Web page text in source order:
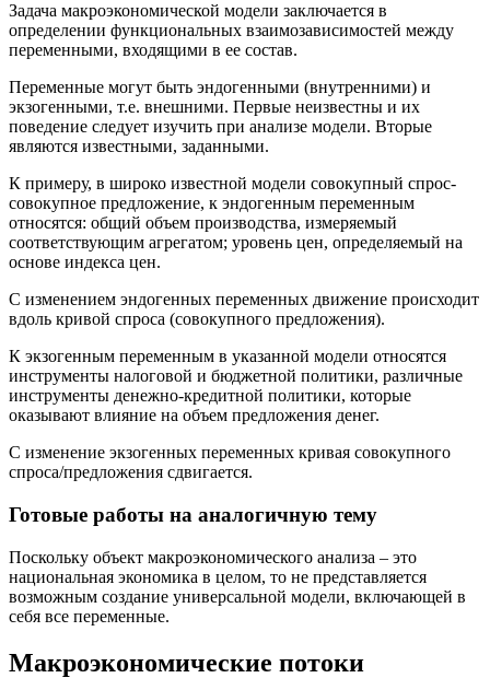
Задача макроэкономической модели заключается в
определении функциональных взаимозависимостей между
переменными, входящими в ее состав.
Переменные могут быть эндогенными (внутренними) и
экзогенными, т.е. внешними. Первые неизвестны и их
поведение следует изучить при анализе модели. Вторые
являются известными, заданными.
К примеру, в широко известной модели совокупный спрос-
совокупное предложение, к эндогенным переменным
относятся: общий объем производства, измеряемый
соответствующим агрегатом; уровень цен, определяемый на
основе индекса цен.
С изменением эндогенных переменных движение происходит
вдоль кривой спроса (совокупного предложения).
К экзогенным переменным в указанной модели относятся
инструменты налоговой и бюджетной политики, различные
инструменты денежно-кредитной политики, которые
оказывают влияние на объем предложения денег.
С изменение экзогенных переменных кривая совокупного
спроса/предложения сдвигается.
Готовые работы на аналогичную тему
Поскольку объект макроэкономического анализа – это
национальная экономика в целом, то не представляется
возможным создание универсальной модели, включающей в
себя все переменные.
Макроэкономические потоки